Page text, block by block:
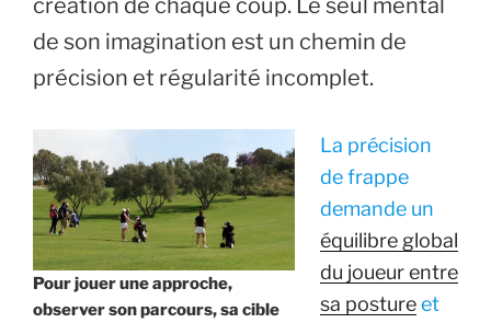
création de chaque coup. Le seul mental
de son imagination est un chemin de
précision et régularité incomplet.
Pour jouer une approche,
observer son parcours, sa cible
La précision
de frappe
demande un
équilibre global
du joueur entre
sa postureet